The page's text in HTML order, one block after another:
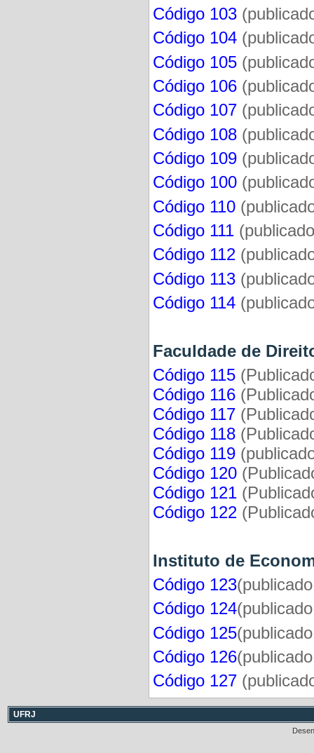
Código 103
Código 104
Código 105
Código 106
Código 107
Código 108
Código 109
Código 100
Código 110
Código 111
Código 112
Código 113
Código 114
Faculdade de
Código 115
Código 116
Código 117
Código 118
Código 119
Código 120
Código 121
Código 122
Instituto de
Código 123
Código 124
Código 125
Código 126
Código 127
UFRJ